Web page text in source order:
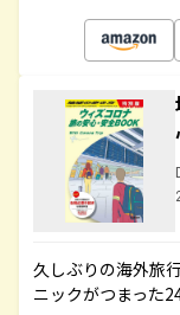
久しぶりの海外旅
ニックがつまった